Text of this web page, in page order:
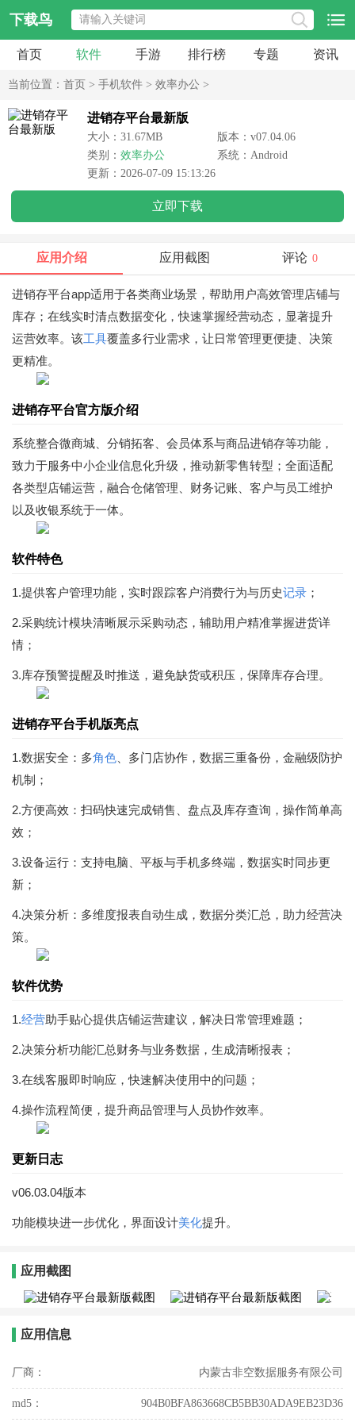
下载鸟
首页 软件 手游 排行榜 专题 资讯
当前位置： 首页 > 手机软件 > 效率办公 >
进销存平台最新版
大小：31.67MB
版本：v07.04.06
类别： 效率办公
系统：Android
更新：2026-07-09 15:13:26
立即下载
应用介绍 应用截图 评论 0
进销存平台app适用于各类商业场景，帮助用户高效管理店铺与
库存；在线实时清点数据变化，快速掌握经营动态，显著提升
运营效率。该工具覆盖多行业需求，让日常管理更便捷、决策
更精准。
进销存平台官方版介绍
系统整合微商城、分销拓客、会员体系与商品进销存等功能，
致力于服务中小企业信息化升级，推动新零售转型；全面适配
各类型店铺运营，融合仓储管理、财务记账、客户与员工维护
以及收银系统于一体。
软件特色
1.提供客户管理功能，实时跟踪客户消费行为与历史记录 ；
2.采购统计模块清晰展示采购动态，辅助用户精准掌握进货详
情；
3.库存预警提醒及时推送，避免缺货或积压，保障库存合理。
进销存平台手机版亮点
1.数据安全：多角色 、多门店协作，数据三重备份，金融级防护
机制；
2.方便高效：扫码快速完成销售、盘点及库存查询，操作简单高
效；
3.设备运行：支持电脑、平板与手机多终端，数据实时同步更
新；
4.决策分析：多维度报表自动生成，数据分类汇总，助力经营决
策。
软件优势
1.经营助手贴心提供店铺运营建议，解决日常管理难题；
2.决策分析功能汇总财务与业务数据，生成清晰报表；
3.在线客服即时响应，快速解决使用中的问题；
4.操作流程简便，提升商品管理与人员协作效率。
更新日志
v06.03.04版本
功能模块进一步优化，界面设计美化提升。
应用截图
应用信息
厂商： 内蒙古非空数据服务有限公司
md5： 904B0BFA863668CB5BB30ADA9EB23D36